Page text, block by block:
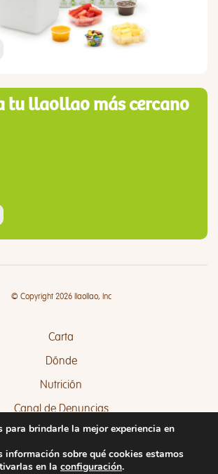
tu llaollao más cercano
© Copyright 2026 llaollao, Inc
Carta
Dónde
Nutrición
Canal de Denuncias
Quejas y Sugerencias
para brindarle la mejor experiencia en
información sobre qué cookies estamos
en la configuración.